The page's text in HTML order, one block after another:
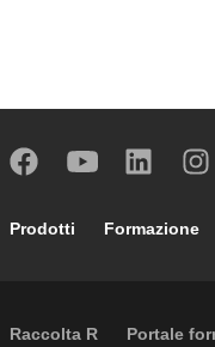
Footer main
Prodotti Formazione
External links
Raccolta R Portale